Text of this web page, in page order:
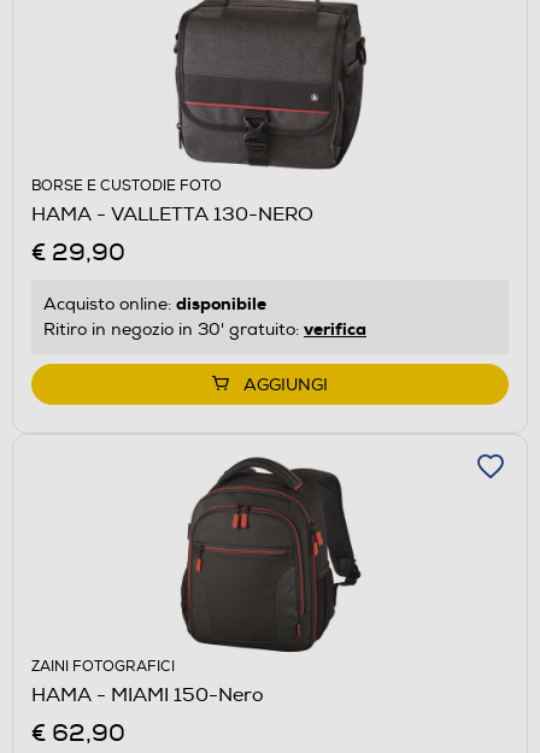
BORSE E CUSTODIE FOTO
HAMA - VALLETTA 130-NERO
€ 29,90
Acquisto online: disponibile
Ritiro in negozio in 30' gratuito: verifica
AGGIUNGI
ZAINI FOTOGRAFICI
HAMA - MIAMI 150-Nero
€ 62,90